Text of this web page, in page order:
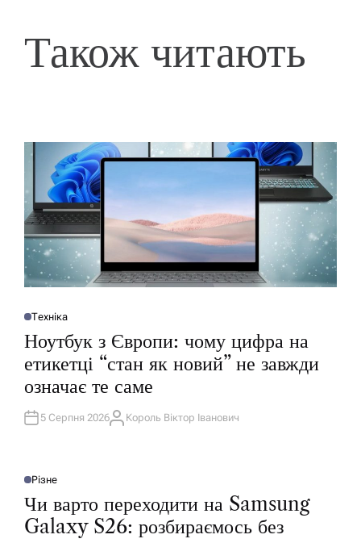
Також читають
О
Л
К
У
А
Т
Техніка
Ноутбук з Європи: чому цифра на
етикетці “стан як новий” не завжди
означає те саме
5 Серпня 2026А
Король Віктор Іванович
О
У
Л
Різне
Чи варто переходити на Samsung
Galaxy S26: розбираємось без